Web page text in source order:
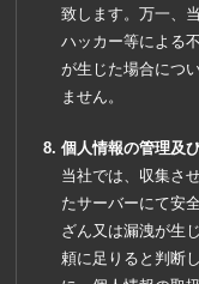
致します。万一、
ハッカー等による
が生じた場合につ
ません。
個人情報の管理及
当社では、収集さ
たサーバーにて安
ざん又は漏洩が生
頼に足りると判断